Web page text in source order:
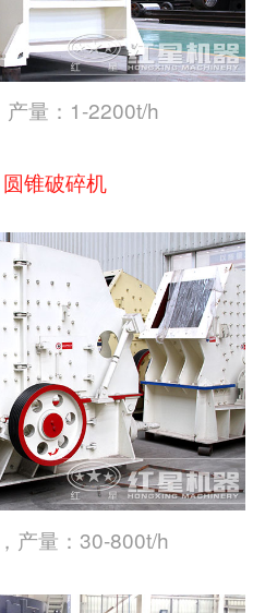
产量：1-2200t/h
圆锥破碎机
产量：30-800t/h